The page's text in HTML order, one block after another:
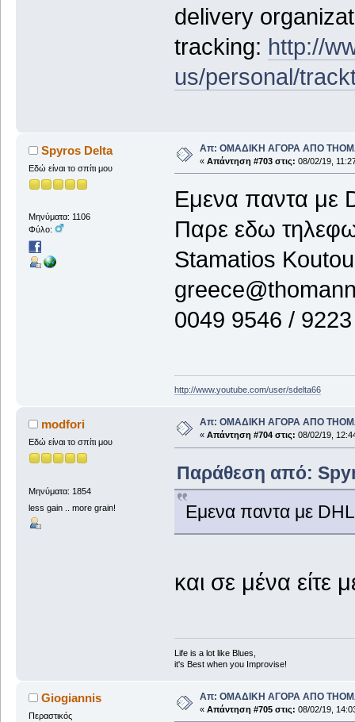
delivery
tracking: http://
us/personal/
Spyros Delta
Εδώ είναι το σπίτι μου
Μηνύματα: 1106
Φύλο:
Απ: ΟΜΑΔΙΚΗ ΑΓΟΡΑ ΑΠΟ
« Απάντηση #703 στις: 08/02/19,
Εμενα παντα με
Παρε εδω
Stamatios
0049 9546 /
http://www.youtube.com/user/sdelta66
modfori
Εδώ είναι το σπίτι μου
Μηνύματα: 1854
less gain .. more grain!
Απ: ΟΜΑΔΙΚΗ ΑΓΟΡΑ ΑΠΟ
« Απάντηση #704 στις: 08/02/19,
Παράθεση από:
Εμενα παντα με DHL
και σε μένα είτε
Life is a lot like Blues,
it's Best when you Improvise!
Giogiannis
Περαστικός
Απ: ΟΜΑΔΙΚΗ ΑΓΟΡΑ ΑΠΟ
« Απάντηση #705 στις: 08/02/19,